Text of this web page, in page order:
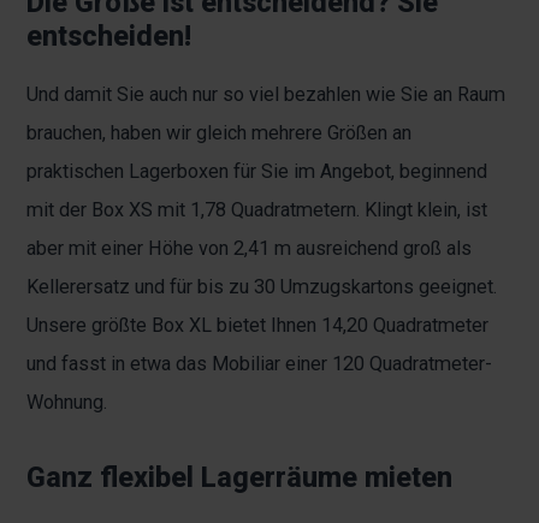
entscheiden!
Und damit Sie auch nur so viel bezahlen wie Sie an Raum
brauchen, haben wir gleich mehrere Größen an
praktischen Lagerboxen für Sie im Angebot, beginnend
mit der Box XS mit 1,78 Quadratmetern. Klingt klein, ist
aber mit einer Höhe von 2,41 m ausreichend groß als
Kellerersatz und für bis zu 30 Umzugskartons geeignet.
Unsere größte Box XL bietet Ihnen 14,20 Quadratmeter
und fasst in etwa das Mobiliar einer 120 Quadratmeter-
Wohnung.
Ganz flexibel Lagerräume mieten